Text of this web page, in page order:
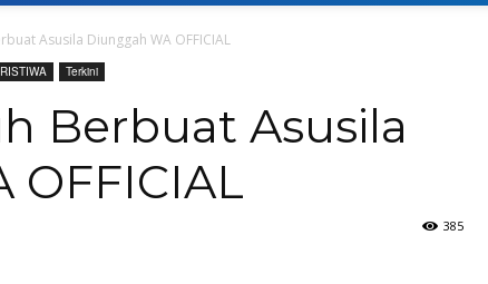
Asusila Diunggah WA OFFICIAL
Terkini
Berbuat Asusila
OFFICIAL
385